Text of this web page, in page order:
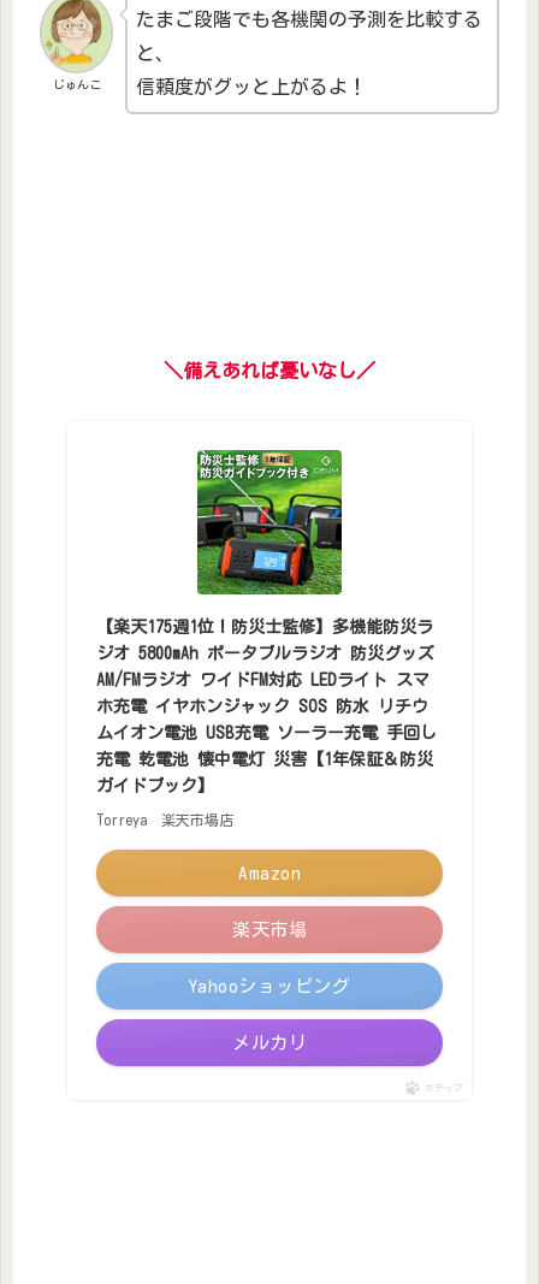
じゅんこ
たまご段階でも各機関の予測を比較する
と、
信頼度がグッと上がるよ！
＼備えあれば憂いなし／
【楽天175週1位！防災士監修】多機能防災ラ
ジオ 5800mAh ポータブルラジオ 防災グッズ
AM/FMラジオ ワイドFM対応 LEDライト スマ
ホ充電 イヤホンジャック SOS 防水 リチウ
ムイオン電池 USB充電 ソーラー充電 手回し
充電 乾電池 懐中電灯 災害【1年保証＆防災
ガイドブック】
Torreya 楽天市場店
Amazon
楽天市場
Yahooショッピング
メルカリ
ポチップ